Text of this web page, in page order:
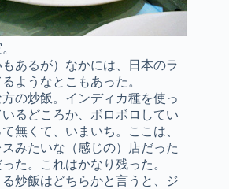
もあるが）なかには、日本のラ
ようなとこもあった。
の炒飯。インディカ種を使っ
るどころか、ボロボロしてい
無くて、いまいち。ここは、
みたいな（感じの）店だった
た。これはかなり残った。
炒飯はどちらかと言うと、ジ